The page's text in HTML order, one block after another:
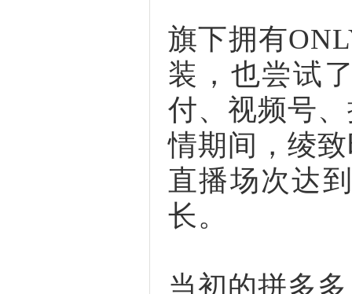
旗下拥有
装，也尝试
付、视频号
情期间，绫
直播场次达
长。
当初的拼多